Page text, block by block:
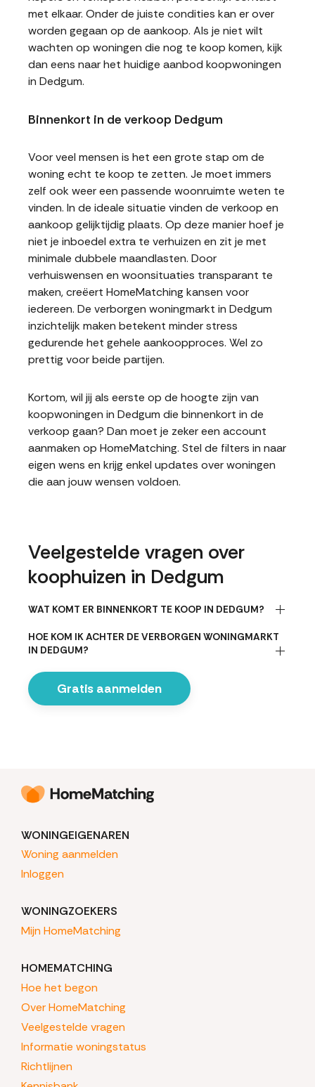
met elkaar. Onder de juiste condities kan er over
worden gegaan op de aankoop. Als je niet wilt
wachten op woningen die nog te koop komen, kijk
dan eens naar het huidige aanbod koopwoningen
in Dedgum.
Binnenkort in de verkoop Dedgum
Voor veel mensen is het een grote stap om de
woning echt te koop te zetten. Je moet immers
zelf ook weer een passende woonruimte weten te
vinden. In de ideale situatie vinden de verkoop en
aankoop gelijktijdig plaats. Op deze manier hoef je
niet je inboedel extra te verhuizen en zit je met
minimale dubbele maandlasten. Door
verhuiswensen en woonsituaties transparant te
maken, creëert HomeMatching kansen voor
iedereen. De verborgen woningmarkt in Dedgum
inzichtelijk maken betekent minder stress
gedurende het gehele aankoopproces. Wel zo
prettig voor beide partijen.
Kortom, wil jij als eerste op de hoogte zijn van
koopwoningen in Dedgum die binnenkort in de
verkoop gaan? Dan moet je zeker een account
aanmaken op HomeMatching. Stel de filters in naar
eigen wens en krijg enkel updates over woningen
die aan jouw wensen voldoen.
Veelgestelde vragen over
koophuizen in Dedgum
WAT KOMT ER BINNENKORT TE KOOP IN DEDGUM?
HOE KOM IK ACHTER DE VERBORGEN WONINGMARKT
IN DEDGUM?
Gratis aanmelden
WONINGEIGENAREN
Woning aanmelden
Inloggen
WONINGZOEKERS
Mijn HomeMatching
HOMEMATCHING
Hoe het begon
Over HomeMatching
Veelgestelde vragen
Informatie woningstatus
Richtlijnen